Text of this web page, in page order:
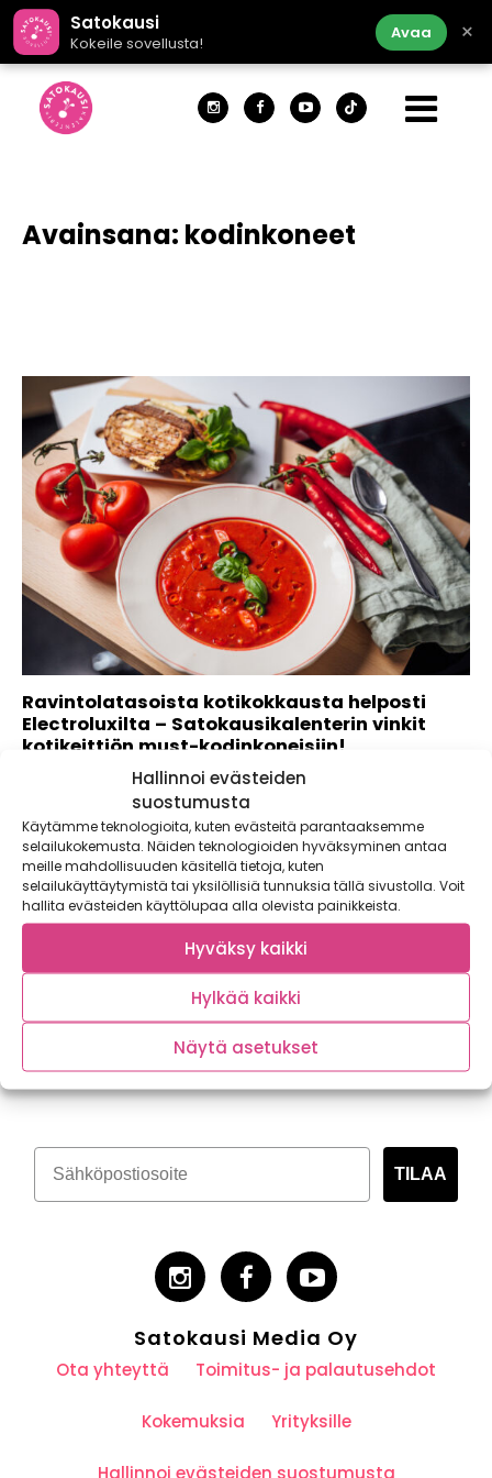
Hallinnoi evästeiden
suostumusta
Käytämme teknologioita, kuten evästeitä parantaaksemme
selailukokemusta. Näiden teknologioiden hyväksyminen antaa
meille mahdollisuuden käsitellä tietoja, kuten
selailukäyttäytymistä tai yksilöllisiä tunnuksia tällä sivustolla. Voit
hallita evästeiden käyttölupaa alla olevista painikkeista.
Hyväksy kaikki
Hylkää kaikki
Näytä asetukset
Satokausi
Kokeile sovellusta!
Avaa ×
Avainsana: kodinkoneet
Ravintolatasoista kotikokkausta helposti
Electroluxilta – Satokausikalenterin vinkit
kotikeittiön must-kodinkoneisiin!
Electroluxin kolmen kodinkoneen avulla kuka tahansa voi
olla oman elämänsä master chef ja kokkailla...
Tilaa kasvispitoinen uutiskirje
TILAA
Satokausi Media Oy
Ota yhteyttä Toimitus- ja palautusehdot
Kokemuksia Yrityksille
Hallinnoi evästeiden suostumusta